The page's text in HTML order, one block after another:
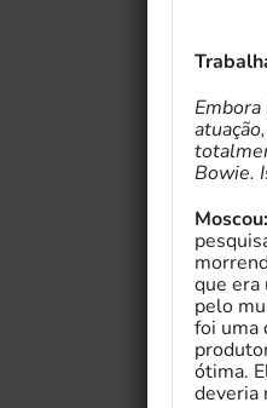
Bowie.
Moscou:
que era
pelo
foi uma
ótima.
deveria